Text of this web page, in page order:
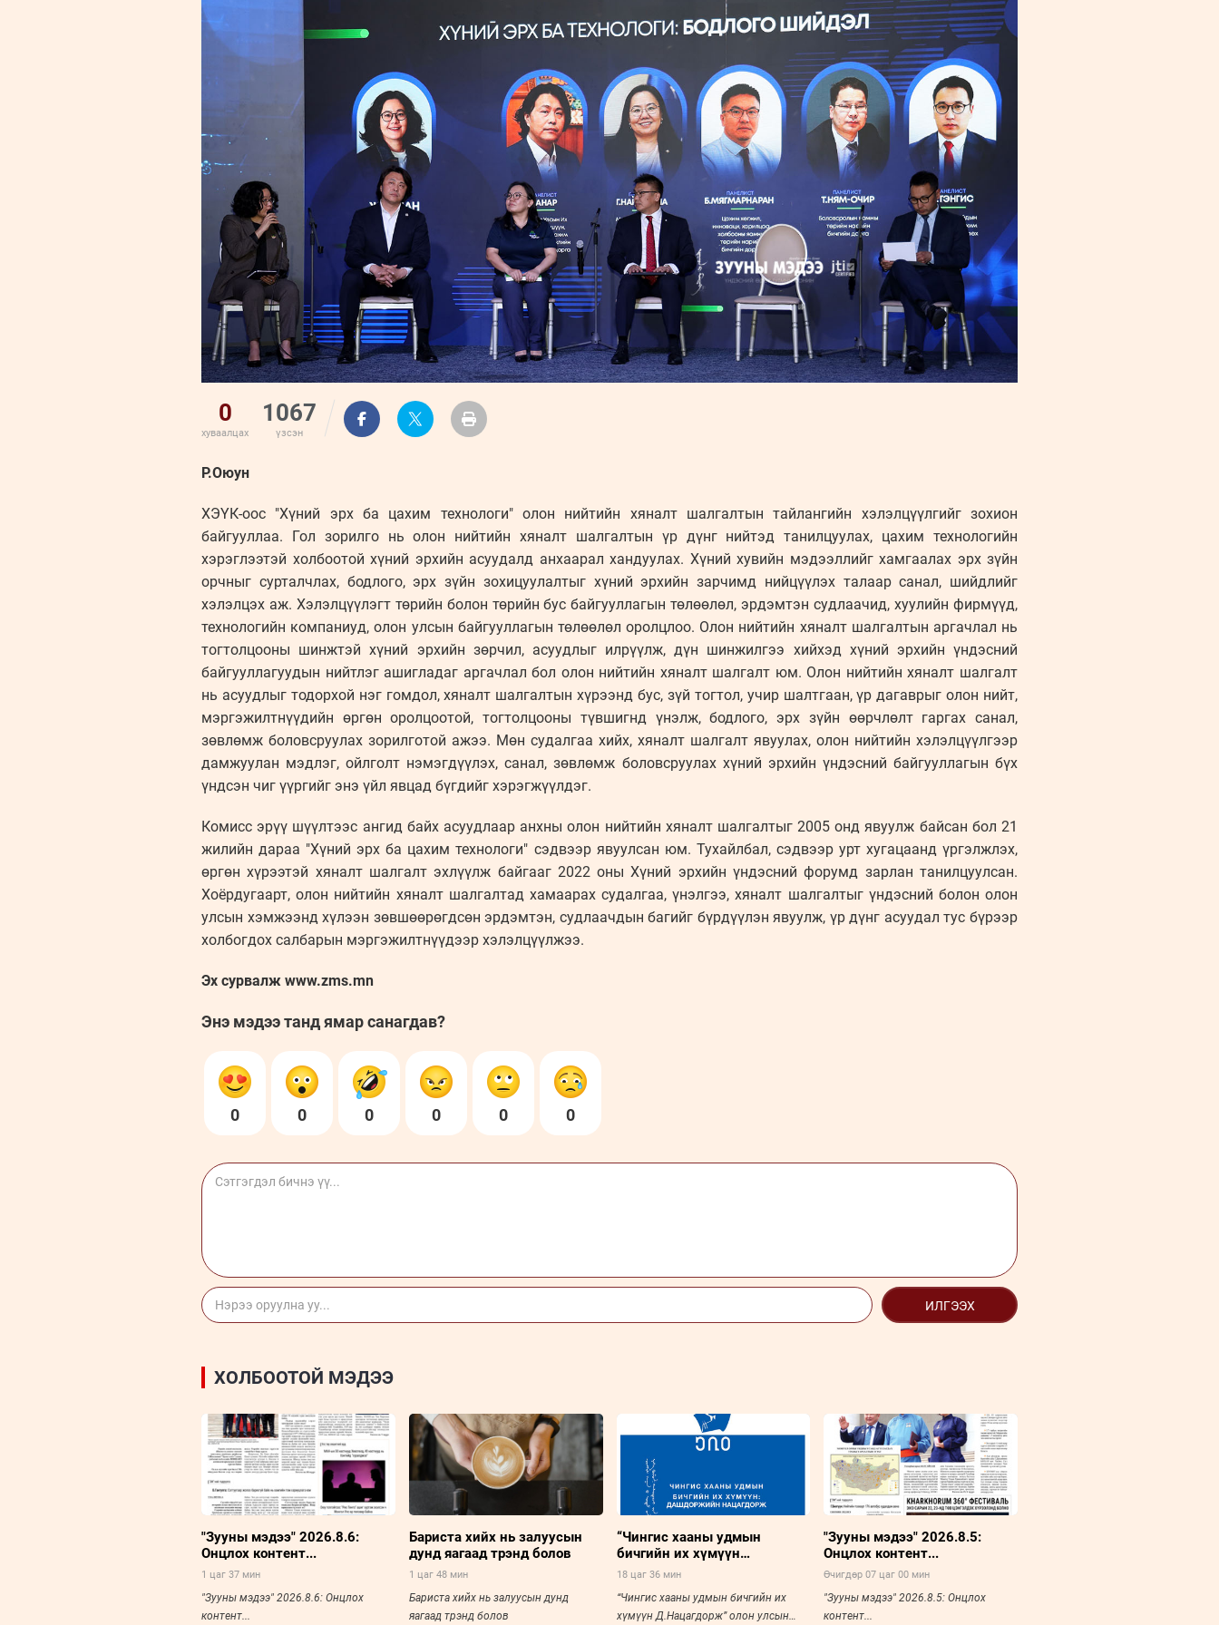
0
хуваалцах
1067
үзсэн
Р.Оюун
ХЭҮК-оос "Хүний эрх ба цахим технологи" олон нийтийн хяналт шалгалтын тайлангийн хэлэлцүүлгийг зохион
байгууллаа. Гол зорилго нь олон нийтийн хяналт шалгалтын үр дүнг нийтэд танилцуулах, цахим технологийн
хэрэглээтэй холбоотой хүний эрхийн асуудалд анхаарал хандуулах. Хүний хувийн мэдээллийг хамгаалах эрх зүйн
орчныг сурталчлах, бодлого, эрх зүйн зохицуулалтыг хүний эрхийн зарчимд нийцүүлэх талаар санал, шийдлийг
хэлэлцэх аж. Хэлэлцүүлэгт төрийн болон төрийн бус байгууллагын төлөөлөл, эрдэмтэн судлаачид, хуулийн фирмүүд,
технологийн компаниуд, олон улсын байгууллагын төлөөлөл оролцлоо. Олон нийтийн хяналт шалгалтын аргачлал нь
тогтолцооны шинжтэй хүний эрхийн зөрчил, асуудлыг илрүүлж, дүн шинжилгээ хийхэд хүний эрхийн үндэсний
байгууллагуудын нийтлэг ашигладаг аргачлал бол олон нийтийн хяналт шалгалт юм. Олон нийтийн хяналт шалгалт
нь асуудлыг тодорхой нэг гомдол, хяналт шалгалтын хүрээнд бус, зүй тогтол, учир шалтгаан, үр дагаврыг олон нийт,
мэргэжилтнүүдийн өргөн оролцоотой, тогтолцооны түвшигнд үнэлж, бодлого, эрх зүйн өөрчлөлт гаргах санал,
зөвлөмж боловсруулах зорилготой ажээ. Мөн судалгаа хийх, хяналт шалгалт явуулах, олон нийтийн хэлэлцүүлгээр
дамжуулан мэдлэг, ойлголт нэмэгдүүлэх, санал, зөвлөмж боловсруулах хүний эрхийн үндэсний байгууллагын бүх
үндсэн чиг үүргийг энэ үйл явцад бүгдийг хэрэгжүүлдэг.
Комисс эрүү шүүлтээс ангид байх асуудлаар анхны олон нийтийн хяналт шалгалтыг 2005 онд явуулж байсан бол 21
жилийн дараа "Хүний эрх ба цахим технологи" сэдвээр явуулсан юм. Тухайлбал, сэдвээр урт хугацаанд үргэлжлэх,
өргөн хүрээтэй хяналт шалгалт эхлүүлж байгааг 2022 оны Хүний эрхийн үндэсний форумд зарлан танилцуулсан.
Хоёрдугаарт, олон нийтийн хяналт шалгалтад хамаарах судалгаа, үнэлгээ, хяналт шалгалтыг үндэсний болон олон
улсын хэмжээнд хүлээн зөвшөөрөгдсөн эрдэмтэн, судлаачдын багийг бүрдүүлэн явуулж, үр дүнг асуудал тус бүрээр
холбогдох салбарын мэргэжилтнүүдээр хэлэлцүүлжээ.
Эх сурвалж www.zms.mn
Энэ мэдээ танд ямар санагдав?
0 0 0 0 0 0
ИЛГЭЭХ
ХОЛБООТОЙ МЭДЭЭ
"Зууны мэдээ" 2026.8.6:
Онцлох контент...
1 цаг 37 мин
"Зууны мэдээ" 2026.8.6: Онцлох
контент...
Бариста хийх нь залуусын
дунд яагаад трэнд болов
1 цаг 48 мин
Бариста хийх нь залуусын дунд
яагаад трэнд болов
“Чингис хааны удмын
бичгийн их хүмүүн
Д.Нацагдорж” олон улсын
18 цаг 36 мин
“Чингис хааны удмын бичгийн их
хүмүүн Д.Нацагдорж” олон улсын
"Зууны мэдээ" 2026.8.5:
Онцлох контент...
Өчигдөр 07 цаг 00 мин
"Зууны мэдээ" 2026.8.5: Онцлох
контент...